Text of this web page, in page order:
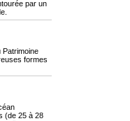
par un
Patrimoine
formes
(de 25 à 28